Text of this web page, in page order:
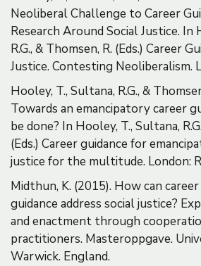
Neoliberal Challenge to Career
Research Around Social Justice. In
R.G., & Thomsen, R. (Eds.) Career
Justice. Contesting Neoliberalism.
Hooley, T., Sultana, R.G., &
Towards an emancipatory career
be done? In Hooley, T., Sultana,
(Eds.) Career guidance for
justice for the multitude. London:
Midthun, K. (2015). How can
guidance address social justice?
and enactment through
practitioners. Masteroppgave.
Warwick. England.